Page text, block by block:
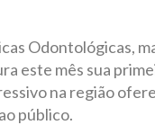
Odontológicas,
este mês sua
na região
público.